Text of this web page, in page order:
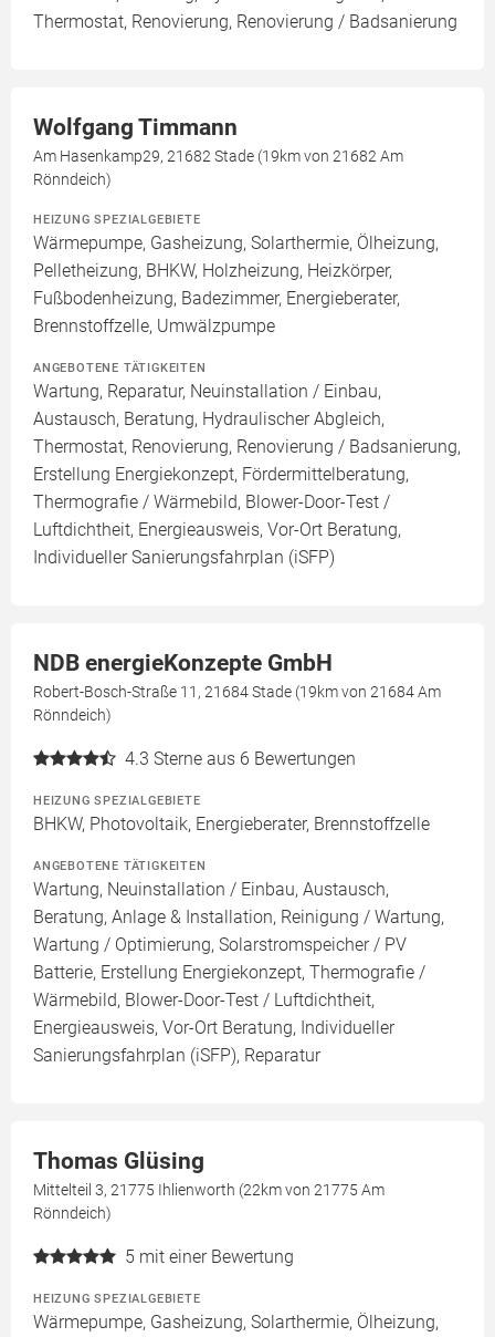
Thermostat, Renovierung, Renovierung / Badsanierung
Wolfgang Timmann
Am Hasenkamp29, 21682 Stade (19km von 21682 Am
Rönndeich)
HEIZUNG SPEZIALGEBIETE
Wärmepumpe, Gasheizung, Solarthermie, Ölheizung,
Pelletheizung, BHKW, Holzheizung, Heizkörper,
Fußbodenheizung, Badezimmer, Energieberater,
Brennstoffzelle, Umwälzpumpe
ANGEBOTENE TÄTIGKEITEN
Wartung, Reparatur, Neuinstallation / Einbau,
Austausch, Beratung, Hydraulischer Abgleich,
Thermostat, Renovierung, Renovierung / Badsanierung,
Erstellung Energiekonzept, Fördermittelberatung,
Thermografie / Wärmebild, Blower-Door-Test /
Luftdichtheit, Energieausweis, Vor-Ort Beratung,
Individueller Sanierungsfahrplan (iSFP)
NDB energieKonzepte GmbH
Robert-Bosch-Straße 11, 21684 Stade (19km von 21684 Am
Rönndeich)
4.3 Sterne aus 6 Bewertungen
HEIZUNG SPEZIALGEBIETE
BHKW, Photovoltaik, Energieberater, Brennstoffzelle
ANGEBOTENE TÄTIGKEITEN
Wartung, Neuinstallation / Einbau, Austausch,
Beratung, Anlage & Installation, Reinigung / Wartung,
Wartung / Optimierung, Solarstromspeicher / PV
Batterie, Erstellung Energiekonzept, Thermografie /
Wärmebild, Blower-Door-Test / Luftdichtheit,
Energieausweis, Vor-Ort Beratung, Individueller
Sanierungsfahrplan (iSFP), Reparatur
Thomas Glüsing
Mittelteil 3, 21775 Ihlienworth (22km von 21775 Am
Rönndeich)
5 mit einer Bewertung
HEIZUNG SPEZIALGEBIETE
Wärmepumpe, Gasheizung, Solarthermie, Ölheizung,